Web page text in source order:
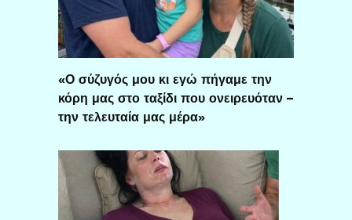
«Ο σύζυγός μου κι εγώ πήγαμε την
κόρη μας στο ταξίδι που ονειρευόταν –
την τελευταία μας μέρα»